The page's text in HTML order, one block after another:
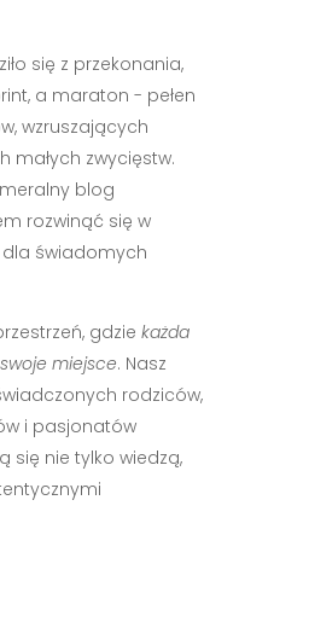
się z przekonania,
a maraton - pełen
wzruszających
małych zwycięstw.
blog
rozwinąć się w
dla świadomych
gdzie każda
miejsce. Nasz
rodziców,
i pasjonatów
się nie tylko wiedzą,